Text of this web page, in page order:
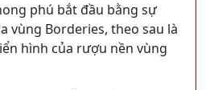
phú bắt đầu bằng sự
vùng Borderies, theo sau là
hình của rượu nền vùng